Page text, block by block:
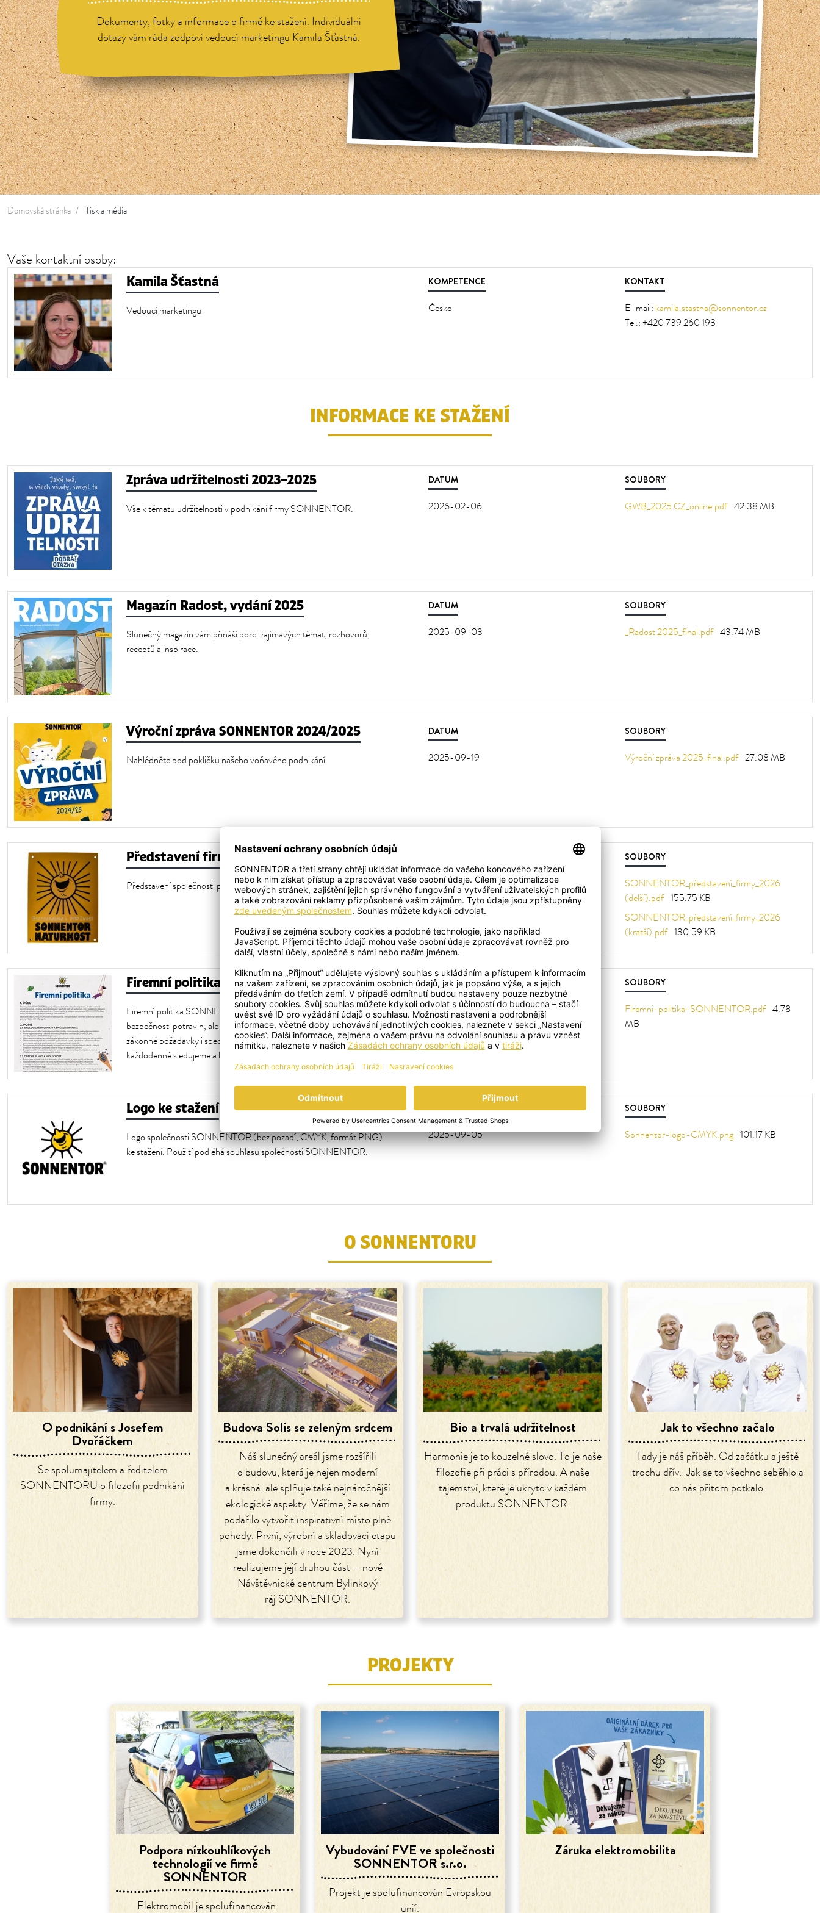
Dokumenty, fotky a informace o firmě ke stažení. Individuální
dotazy vám ráda zodpoví vedoucí marketingu Kamila Šťastná.
Domovská stránka Tisk a média
Vaše kontaktní osoby:
Kamila Šťastná
Vedoucí marketingu
KOMPETENCE
Česko
KONTAKT
E-mail: kamila.stastna@sonnentor.cz
Tel.:+420 739 260 193
INFORMACE KE STAŽENÍ
Zpráva udržitelnosti 2023–2025
Vše k tématu udržitelnosti v podnikání firmy SONNENTOR.
DATUM
2026-02-06
SOUBORY
GWB_2025 CZ_online.pdf 42.38 MB
Magazín Radost, vydání 2025
Slunečný magazín vám přináší porci zajímavých témat, rozhovorů,
receptů a inspirace.
DATUM
2025-09-03
SOUBORY
_Radost 2025_final.pdf 43.74 MB
Výroční zpráva SONNENTOR 2024/2025
Nahlédněte pod pokličku našeho voňavého podnikání.
DATUM
2025-09-19
SOUBORY
Výroční zpráva 2025_final.pdf 27.08 MB
Představení firmy SONNENTOR
Představení společnosti pro média ve dvou verzích: krátké a dlouhé. 2026-01-16
SOUBORY
SONNENTOR_představení_firmy_2026
(delší).pdf 155.75 KB
SONNENTOR_představení_firmy_2026
(kratší).pdf 130.59 KB
Firemní politika SONNENTORU
Firemní politika SONNENTORU popisuje náš postoj ke kvalitě a
bezpečnosti potravin, ale také k ochraně životního prostředí. Obsahuje
zákonné požadavky i specifické body naší společnosti, které
každodenně sledujeme a které jsou základem pro naše rozhodování.
DATUM
2026-01-16
SOUBORY
Firemni-politika-SONNENTOR.pdf 4.78
MB
Logo ke stažení
Logo společnosti SONNENTOR (bez pozadí, CMYK, formát PNG)
ke stažení. Použití podléhá souhlasu společnosti SONNENTOR.
DATUM
2025-09-05
SOUBORY
Sonnentor-logo-CMYK.png 101.17 KB
O SONNENTORU
O podnikání s Josefem
Dvořáčkem
Se spolumajitelem a ředitelem
SONNENTORU o filozofii podnikání
firmy.
Budova Solis se zeleným srdcem
Náš slunečný areál jsme rozšířili
o budovu, která je nejen moderní
a krásná, ale splňuje také nejnáročnější
ekologické aspekty. Věříme, že se nám
podařilo vytvořit inspirativní místo plné
pohody. První, výrobní a skladovací etapu
jsme dokončili v roce 2023. Nyní
realizujeme její druhou část – nové
Návštěvnické centrum Bylinkový
ráj SONNENTOR.
Bio a trvalá udržitelnost
Harmonie je to kouzelné slovo. To je naše
filozofie při práci s přírodou. A naše
tajemství, které je ukryto v každém
produktu SONNENTOR.
Jak to všechno začalo
Tady je náš příběh. Od začátku a ještě
trochu dřív. Jak se to všechno seběhlo a
co nás přitom potkalo.
PROJEKTY
Podpora nízkouhlíkových
technologií ve firmě
SONNENTOR
Elektromobil je spolufinancován
Vybudování FVE ve společnosti
SONNENTOR s.r.o.
Projekt je spolufinancován Evropskou
unií.
Záruka elektromobilita